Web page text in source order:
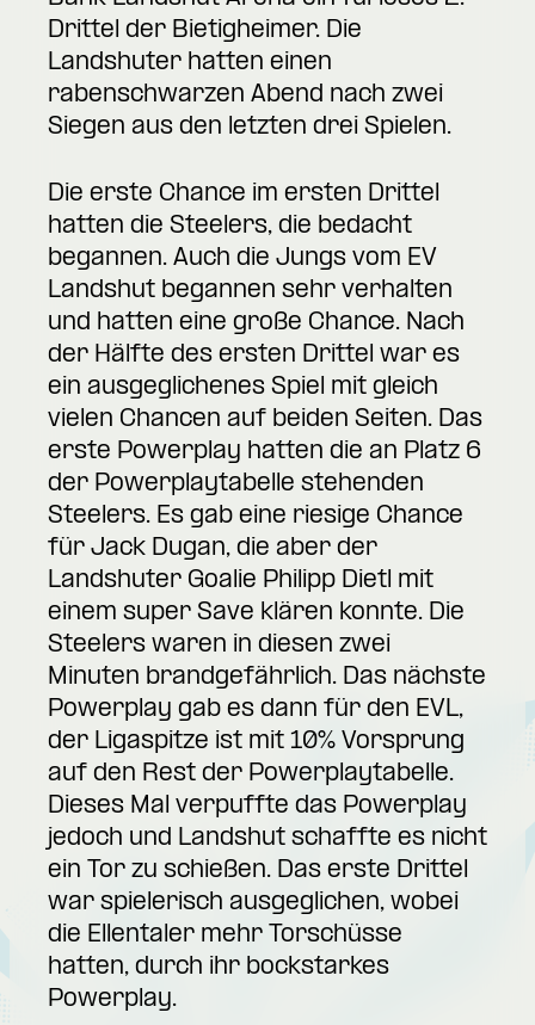
Drittel der Bietigheimer. Die
Landshuter hatten einen
rabenschwarzen Abend nach zwei
Siegen aus den letzten drei Spielen.
Die erste Chance im ersten Drittel
hatten die Steelers, die bedacht
begannen. Auch die Jungs vom EV
Landshut begannen sehr verhalten
und hatten eine große Chance. Nach
der Hälfte des ersten Drittel war es
ein ausgeglichenes Spiel mit gleich
vielen Chancen auf beiden Seiten. Das
erste Powerplay hatten die an Platz 6
der Powerplaytabelle stehenden
Steelers. Es gab eine riesige Chance
für Jack Dugan, die aber der
Landshuter Goalie Philipp Dietl mit
einem super Save klären konnte. Die
Steelers waren in diesen zwei
Minuten brandgefährlich. Das nächste
Powerplay gab es dann für den EVL,
der Ligaspitze ist mit 10% Vorsprung
auf den Rest der Powerplaytabelle.
Dieses Mal verpuffte das Powerplay
jedoch und Landshut schaffte es nicht
ein Tor zu schießen. Das erste Drittel
war spielerisch ausgeglichen, wobei
die Ellentaler mehr Torschüsse
hatten, durch ihr bockstarkes
Powerplay.